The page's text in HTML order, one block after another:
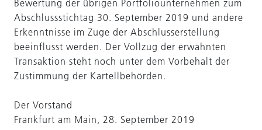
Bewertung der übrigen Portfoliounternehmen zum
Abschlussstichtag 30. September 2019 und andere
Erkenntnisse im Zuge der Abschlusserstellung
beeinflusst werden. Der Vollzug der erwähnten
Transaktion steht noch unter dem Vorbehalt der
Zustimmung der Kartellbehörden.
Der Vorstand
Frankfurt am Main, 28. September 2019